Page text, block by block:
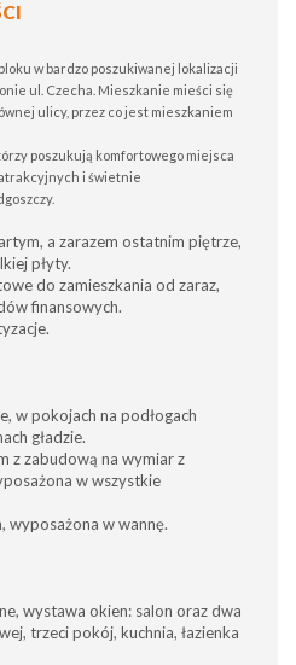
w bardzo poszukiwanej lokalizacji
ul. Czecha. Mieszkanie mieści się
ulicy, przez co jest mieszkaniem
poszukują komfortowego miejsca
i świetnie
a zarazem ostatnim piętrze,
płyty.
do zamieszkania od zaraz,
finansowych.
pokojach na podłogach
gładzie.
zabudową na wymiar z
wyposażona w wszystkie
w wannę.
wystawa okien: salon oraz dwa
trzeci pokój, kuchnia, łazienka